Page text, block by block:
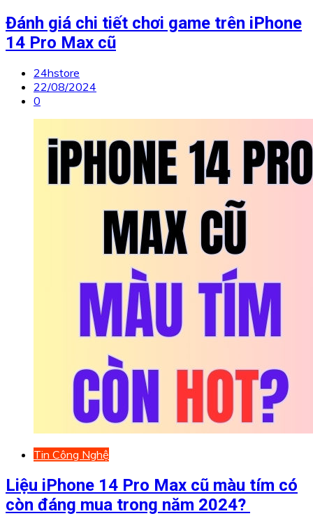
Đánh giá chi tiết chơi game trên iPhone
14 Pro Max cũ
24hstore
22/08/2024
0
Tin Công Nghệ
Liệu iPhone 14 Pro Max cũ màu tím có
còn đáng mua trong năm 2024?